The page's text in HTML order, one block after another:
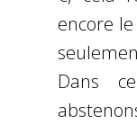
encore
Dans